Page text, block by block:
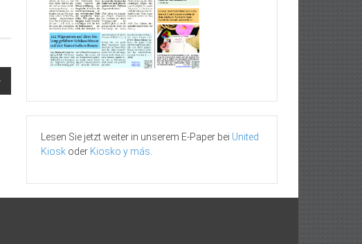
Lesen Sie jetzt weiter in unserem E-Paper bei United
Kiosk oder Kiosko y más